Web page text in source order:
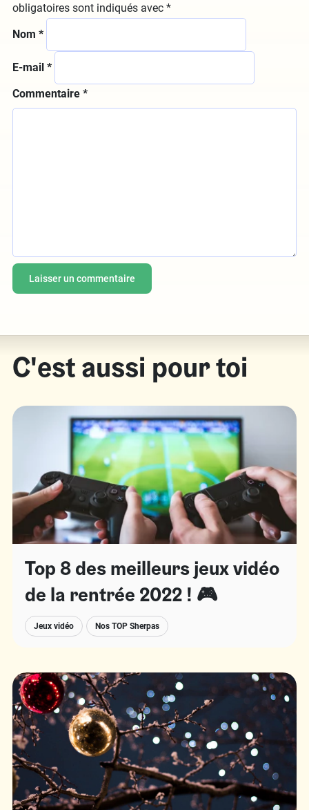
obligatoires sont indiqués avec *
Commentaire *
Nom *
E-mail *
C'est aussi pour toi
Top 8 des meilleurs jeux vidéo
de la rentrée 2022 ! 🎮
Jeux vidéo Nos TOP Sherpas